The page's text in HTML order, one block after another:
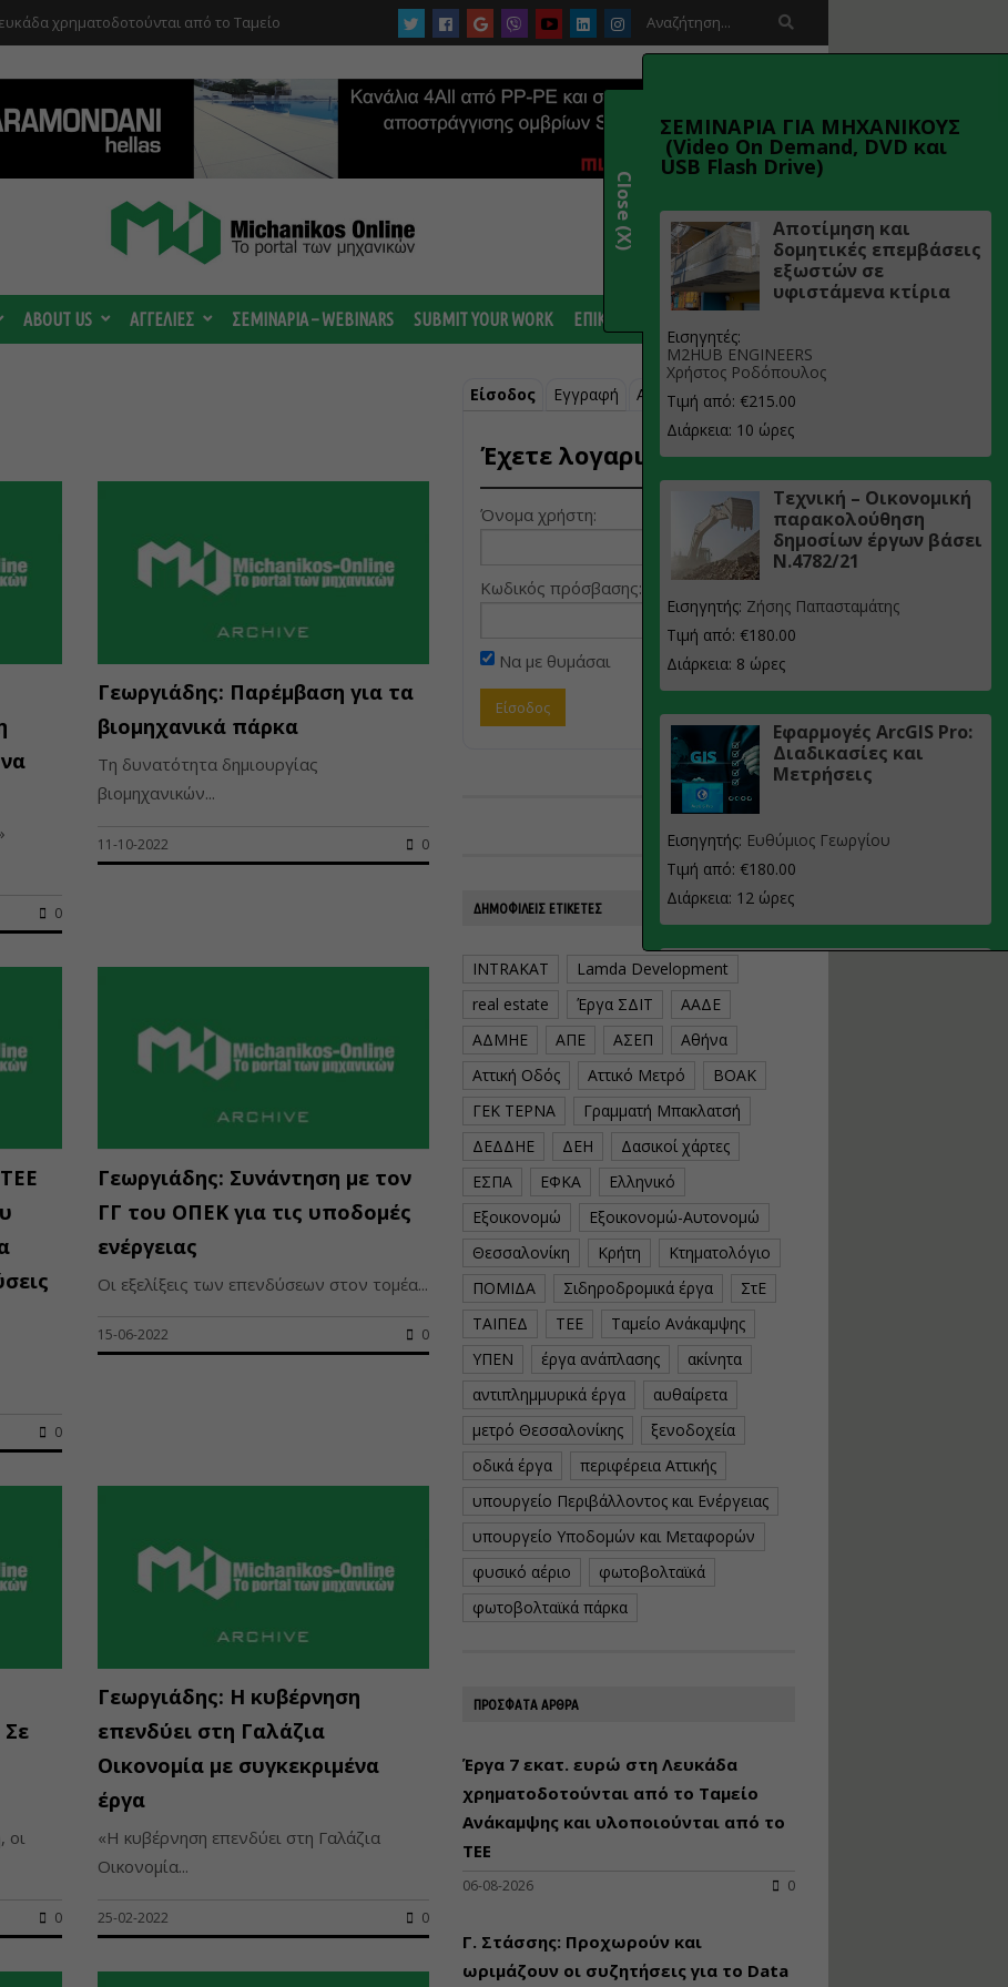
χρηματοδοτούνται από το Ταμείο 
ABOUT US ΑΓΓΕΛΙΕΣ ΣΕΜΙΝΑΡΙΑ – WEBINARS SUBMIT YOUR WORK ΕΠΙΚΟΙΝΩΝΙΑ
0
Γεωργιάδης: Παρέμβαση για τα
βιομηχανικά πάρκα
Τη δυνατότητα δημιουργίας
βιομηχανικών...
11-10-2022 0
0
Γεωργιάδης: Συνάντηση με τον
ΓΓ του ΟΠΕΚ για τις υποδομές
ενέργειας
Οι εξελίξεις των επενδύσεων στον τομέα...
15-06-2022 0
οι
0
Γεωργιάδης: Η κυβέρνηση
επενδύει στη Γαλάζια
Οικονομία με συγκεκριμένα
έργα
«Η κυβέρνηση επενδύει στη Γαλάζια
Οικονομία...
25-02-2022 0
Είσοδος Εγγραφή Ανάκτηση κωδικού
Έχετε λογαριασμό;
Όνομα χρήστη:
Κωδικός πρόσβασης:
Να με θυμάσαι
ΔΗΜΟΦΙΛΕΊΣ ΕΤΙΚΈΤΕΣ
INTRAKAT
Lamda Development
real estate
Έργα ΣΔΙΤ
ΑΑΔΕ
ΑΔΜΗΕ
ΑΠΕ ΑΣΕΠ
Αθήνα
Αττική Οδός
Αττικό Μετρό
ΒΟΑΚ
ΓΕΚ ΤΕΡΝΑ
Γραμματή Μπακλατσή
ΔΕΔΔΗΕ
ΔΕΗ
Δασικοί χάρτες
ΕΣΠΑ
ΕΦΚΑ
Ελληνικό
Εξοικονομώ
Εξοικονομώ-Αυτονομώ
Θεσσαλονίκη
Κρήτη
Κτηματολόγιο
ΠΟΜΙΔΑ
Σιδηροδρομικά έργα
ΣτΕ
ΤΑΙΠΕΔ
ΤΕΕ
Ταμείο Ανάκαμψης
ΥΠΕΝ
έργα ανάπλασης
ακίνητα
αντιπλημμυρικά έργα
αυθαίρετα
μετρό Θεσσαλονίκης
ξενοδοχεία
οδικά έργα
περιφέρεια Αττικής
υπουργείο Περιβάλλοντος και Ενέργειας
υπουργείο Υποδομών και Μεταφορών
φυσικό αέριο
φωτοβολταϊκά
φωτοβολταϊκά πάρκα
ΠΡΟΣΦΑΤΑ ΑΡΘΡΑ
Έργα 7 εκατ. ευρώ στη Λευκάδα
χρηματοδοτούνται από το Ταμείο
Ανάκαμψης και υλοποιούνται από το
ΤΕΕ
06-08-2026 0
Γ. Στάσσης: Προχωρούν και
ωριμάζουν οι συζητήσεις για το Data
ΣΕΜΙΝΑΡΙΑ ΓΙΑ ΜΗΧΑΝΙΚΟΥΣ
(Video On Demand, DVD και
USB Flash Drive)
Αποτίμηση και
δομητικές επεμβάσεις
εξωστών σε
υφιστάμενα κτίρια
Εισηγητές:
M2HUB ENGINEERS
Χρήστος Ροδόπουλος
Τιμή από: €215.00
Διάρκεια: 10 ώρες
Τεχνική – Οικονομική
παρακολούθηση
δημοσίων έργων βάσει
Ν.4782/21
Εισηγητής: Ζήσης Παπασταμάτης
Τιμή από: €180.00
Διάρκεια: 8 ώρες
Εφαρμογές ArcGIS Pro:
Διαδικασίες και
Μετρήσεις
Εισηγητής: Ευθύμιος Γεωργίου
Τιμή από: €180.00
Διάρκεια: 12 ώρες
Εισηγητής:
Τιμή από: €230.00
Διάρκεια: 16 ώρες
Εισηγητής:
Τιμή από: €275.00
τουριστικών μονάδων
Νικόλαος Σαρούκος
Διάρκεια: 8 ώρες
Close (X)